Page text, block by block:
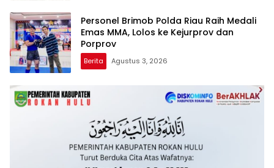
Personel Brimob Polda Riau Raih Medali
Emas MMA, Lolos ke Kejurprov dan
Porprov
Berita Agustus 3, 2026